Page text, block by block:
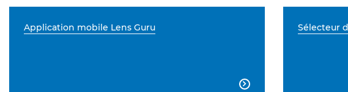
Application mobile Lens Guru

Sélecteur